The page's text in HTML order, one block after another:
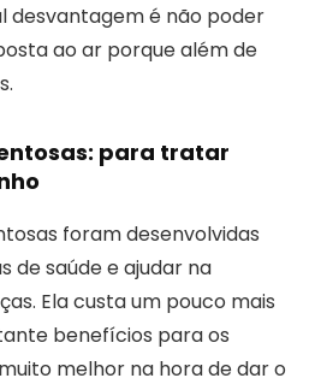
desvantagem é não poder
ao ar porque além de
para tratar
foram desenvolvidas
saúde e ajudar na
Ela custa um pouco mais
benefícios para os
melhor na hora de dar o